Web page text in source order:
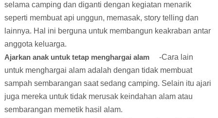
selama camping dan diganti dengan kegiatan menarik
seperti membuat api unggun, memasak, story telling dan
lainnya. Hal ini berguna untuk membangun keakraban antar
anggota keluarga.
Ajarkan anak untuk tetap menghargai alam
-Cara lain
untuk menghargai alam adalah dengan tidak membuat
sampah sembarangan saat sedang camping. Selain itu ajari
juga mereka untuk tidak merusak keindahan alam atau
sembarangan memetik hasil alam.